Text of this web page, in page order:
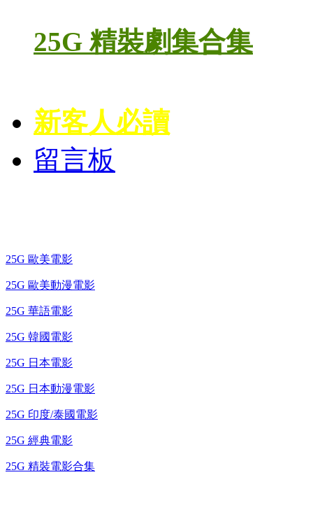
25G 精裝劇集合集
新客人必讀
留言板
25G 歐美電影
25G 歐美動漫電影
25G 華語電影
25G 韓國電影
25G 日本電影
25G 日本動漫電影
25G 印度/泰國電影
25G 經典電影
25G 精裝電影合集